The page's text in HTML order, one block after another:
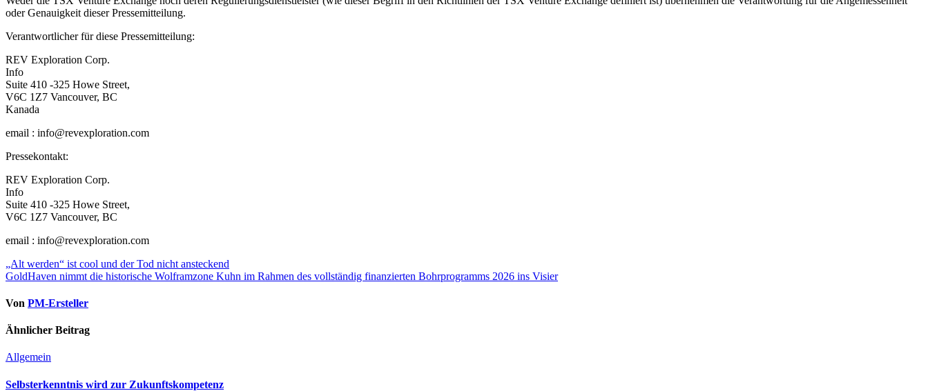
oder Genauigkeit dieser Pressemitteilung.
Verantwortlicher für diese Pressemitteilung:
REV Exploration Corp.
Info
Suite 410 -325 Howe Street,
V6C 1Z7 Vancouver, BC
Kanada
email : info@revexploration.com
Pressekontakt:
REV Exploration Corp.
Info
Suite 410 -325 Howe Street,
V6C 1Z7 Vancouver, BC
email : info@revexploration.com
Beitragsnavigation
„Alt werden“ ist cool und der Tod nicht ansteckend
GoldHaven nimmt die historische Wolframzone Kuhn im Rahmen des vollständig finanzierten Bohrprogramms 2026 ins Visier
Von PM-Ersteller
Ähnlicher Beitrag
Allgemein
Selbsterkenntnis wird zur Zukunftskompetenz